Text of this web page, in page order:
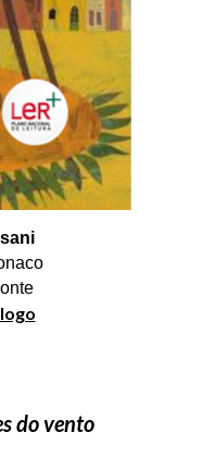
do vento